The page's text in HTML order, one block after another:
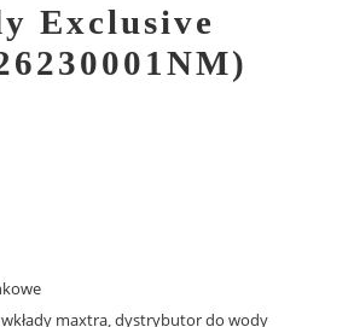
Exclusive
maxtra,dystrybutor do wody